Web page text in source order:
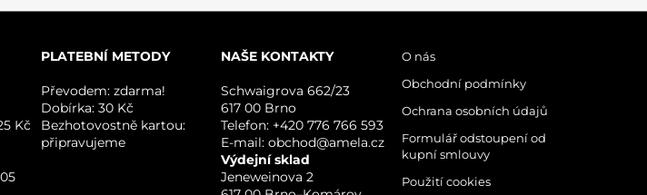
Kč
PLATEBNÍ METODY
Převodem: zdarma!
Dobírka: 30 Kč
Bezhotovostně kartou:
připravujeme
NAŠE KONTAKTY
Schwaigrova 662/23
617 00 Brno
Telefon: +420 776 766 593
E-mail: obchod@amela.cz
Výdejní sklad
Jeneweinova 2
O nás
Obchodní podmínky
Ochrana osobních údajů
Formulář odstoupení od
kupní smlouvy
Použití cookies